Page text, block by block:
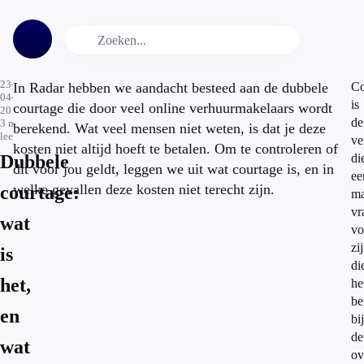
23-
04-
2014
3 min.
leestijd
Dubbele
courtage:
wat
is
het,
en
wat
In Radar hebben we aandacht besteed aan de dubbele
courtage die door veel online verhuurmakelaars wordt
berekend. Wat veel mensen niet weten, is dat je deze
kosten niet altijd hoeft te betalen. Om te controleren of
dit voor jou geldt, leggen we uit wat courtage is, en in
welke gevallen deze kosten niet terecht zijn.
is
de
bij
de